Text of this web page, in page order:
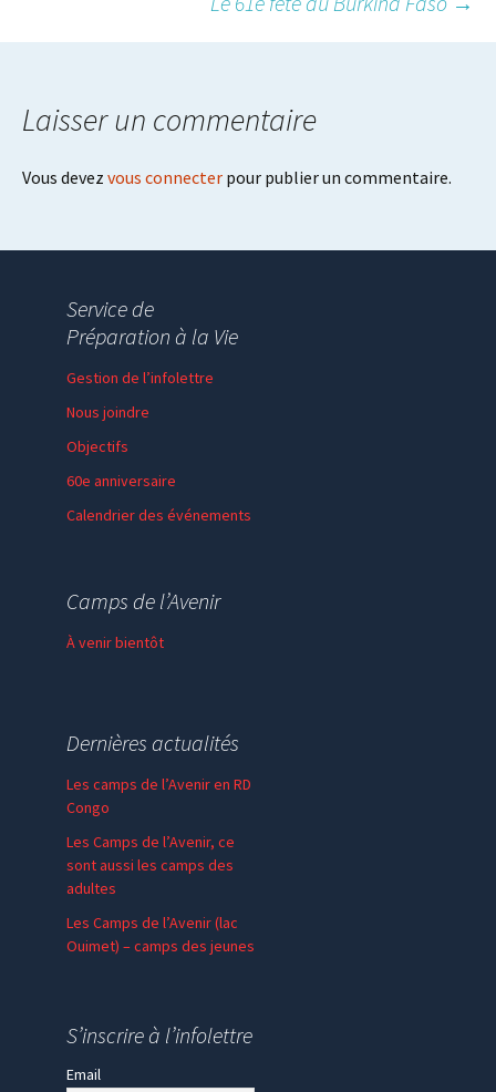
navigation
Laisser un commentaire
Vous devez vous connecter pour publier un commentaire.
Service de
Préparation à la Vie
Gestion de l’infolettre
Nous joindre
Objectifs
60e anniversaire
Calendrier des événements
Faire un don
Camps de l’Avenir
À venir bientôt
Dernières actualités
Les camps de l’Avenir en RD
Congo
Les Camps de l’Avenir, ce
sont aussi les camps des
adultes
Les Camps de l’Avenir (lac
Ouimet) – camps des jeunes
S’inscrire à l’infolettre
Email